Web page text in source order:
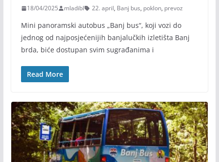
18/04/2025 mladibl 22. april, Banj bus, poklon, prevoz
Mini panoramski autobus „Banj bus“, koji vozi do
jednog od najposjećenijih banjalučkih izletišta Banj
brda, biće dostupan svim sugrađanima i
Read More